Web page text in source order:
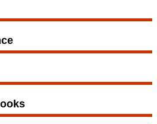
Tozai Line
(Tōkyō - Kuroiso)